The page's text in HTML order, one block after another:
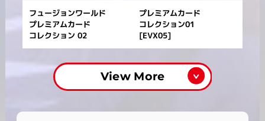
フュージョンワールド
プレミアムカード
コレクション 02
プレミアムカード
コレクション01
[EVX05]
View More